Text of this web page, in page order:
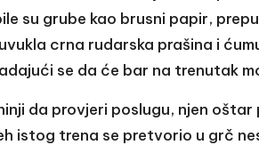
su grube kao brusni papir,
crna rudarska prašina i
se da će bar na trenutak
da provjeri poslugu, njen
istog trena se pretvorio u grč